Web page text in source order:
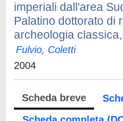
imperiali dall'area
Palatino dottorato di
archeologia
Fulvio, Coletti
2004
Scheda breve